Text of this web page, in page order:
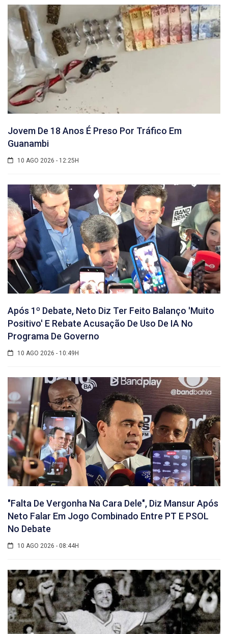
Jovem De 18 Anos É Preso Por Tráfico Em
Guanambi
10 AGO 2026 - 12:25H
Após 1º Debate, Neto Diz Ter Feito Balanço 'muito
Positivo' E Rebate Acusação De Uso De IA No
Programa De Governo
10 AGO 2026 - 10:49H
"Falta De Vergonha Na Cara Dele", Diz Mansur Após
Neto Falar Em Jogo Combinado Entre PT E PSOL
No Debate
10 AGO 2026 - 08:44H